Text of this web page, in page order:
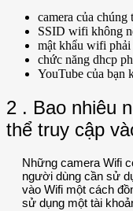
camera của
SSID wifi không
mật khẩu wifi
chức năng dhcp
YouTube của bạn
2 . Bao nhiêu
thể truy cập
Những camera Wifi
người dùng cần sử
vào Wifi một cách
sử dụng một tài